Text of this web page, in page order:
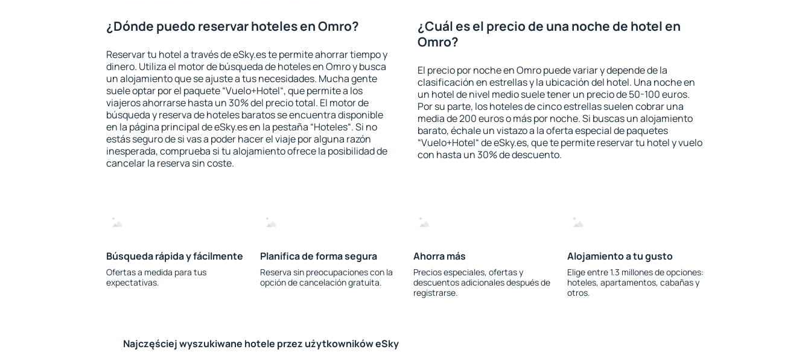
¿Dónde puedo reservar hoteles en Omro?
Reservar tu hotel a través de eSky.es te permite ahorrar tiempo y
dinero. Utiliza el motor de búsqueda de hoteles en Omro y busca
un alojamiento que se ajuste a tus necesidades. Mucha gente
suele optar por el paquete “Vuelo+Hotel“, que permite a los
viajeros ahorrarse hasta un 30% del precio total. El motor de
búsqueda y reserva de hoteles baratos se encuentra disponible
en la página principal de eSky.es en la pestaña “Hoteles“. Si no
estás seguro de si vas a poder hacer el viaje por alguna razón
inesperada, comprueba si tu alojamiento ofrece la posibilidad de
cancelar la reserva sin coste.
¿Cuál es el precio de una noche de hotel en
Omro?
El precio por noche en Omro puede variar y depende de la
clasificación en estrellas y la ubicación del hotel. Una noche en
un hotel de nivel medio suele tener un precio de 50-100 euros.
Por su parte, los hoteles de cinco estrellas suelen cobrar una
media de 200 euros o más por noche. Si buscas un alojamiento
barato, échale un vistazo a la oferta especial de paquetes
“Vuelo+Hotel“ de eSky.es, que te permite reservar tu hotel y vuelo
con hasta un 30% de descuento.
Búsqueda rápida y fácilmente
Ofertas a medida para tus
expectativas.
Planifica de forma segura
Reserva sin preocupaciones con la
opción de cancelación gratuita.
Ahorra más
Precios especiales, ofertas y
descuentos adicionales después de
registrarse.
Alojamiento a tu gusto
Elige entre 1.3 millones de opciones:
hoteles, apartamentos, cabañas y
otros.
Najczęściej wyszukiwane hotele przez użytkowników eSky